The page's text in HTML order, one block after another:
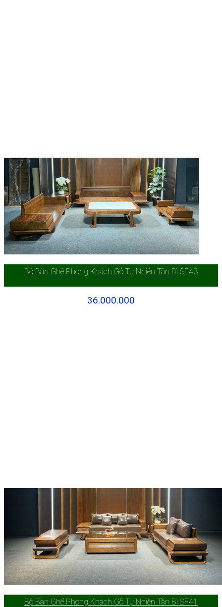
Bộ Bàn Ghế Phòng Khách Gỗ Tự Nhiên Tần Bì SF43
36.000.000
Bộ Bàn Ghế Phòng Khách Gỗ Tự Nhiên Tần Bì SF41